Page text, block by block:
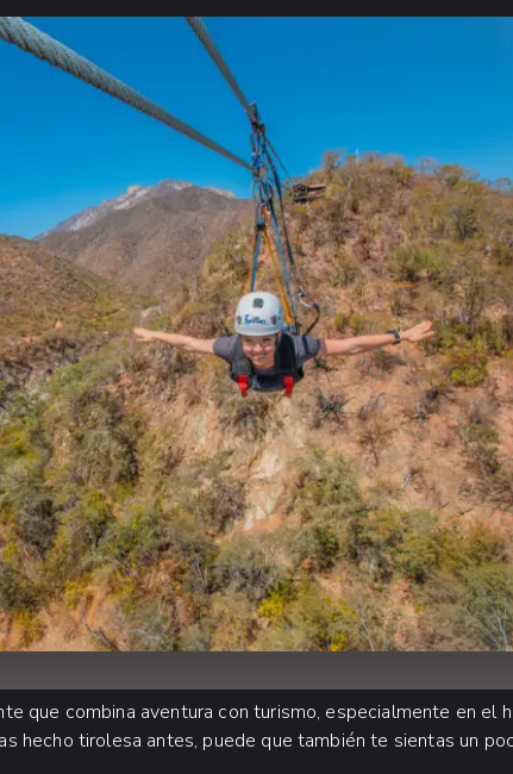
que combina aventura con turismo, especialmente en el
hecho tirolesa antes, puede que también te sientas un